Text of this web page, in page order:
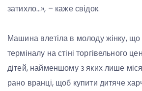
затихло…», – каже свідок.
Машина влетіла в молоду жінку, що
терміналу на стіні торгівельного
дітей, найменшому з яких лише
рано вранці, щоб купити дитяче